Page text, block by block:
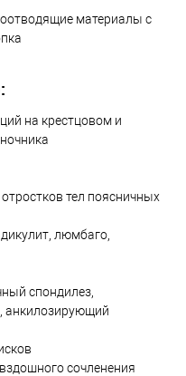
материалы с
на крестцовом и
тел поясничных
люмбаго,
спондилез,
анкилозирующий
сочленения